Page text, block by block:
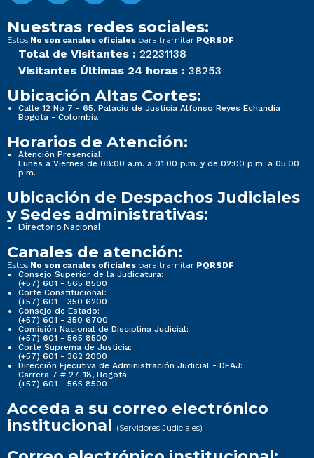
Nuestras redes sociales:
Estos No son canales oficiales para tramitar PQRSDF
Total de Visitantes : 22231138
Visitantes Últimas 24 horas : 38253
Ubicación Altas Cortes:
Calle 12 No 7 - 65, Palacio de Justicia Alfonso Reyes Echandía
Bogotá - Colombia
Horarios de Atención:
Atención Presencial:
Lunes a Viernes de 08:00 a.m. a 01:00 p.m. y de 02:00 p.m. a 05:00
p.m.
Ubicación de Despachos Judiciales
y Sedes administrativas:
Directorio Nacional
Canales de atención:
Estos No son canales oficiales para tramitar PQRSDF
Consejo Superior de la Judicatura:
(+57) 601 - 565 8500
Corte Constitucional:
(+57) 601 - 350 6200
Consejo de Estado:
(+57) 601 - 350 6700
Comisión Nacional de Disciplina Judicial:
(+57) 601 - 565 8500
Corte Suprema de Justicia:
(+57) 601 - 362 2000
Dirección Ejecutiva de Administración Judicial - DEAJ:
Carrera 7 # 27-18, Bogotá
(+57) 601 - 565 8500
Acceda a su correo electrónico
institucional (Servidores Judiciales)